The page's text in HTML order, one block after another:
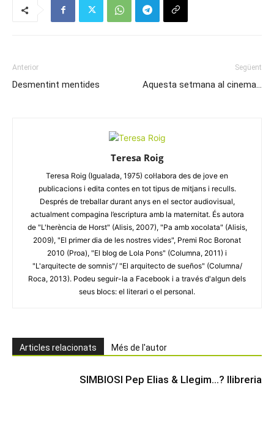
Anterior
Desmentint mentides
Següent
Aquesta setmana al cinema…
Teresa Roig
Teresa Roig (Igualada, 1975) col·labora des de jove en
publicacions i edita contes en tot tipus de mitjans i reculls.
Després de treballar durant anys en el sector audiovisual,
actualment compagina l’escriptura amb la maternitat. És autora
de "L'herència de Horst" (Alisis, 2007), "Pa amb xocolata" (Alisis,
2009), "El primer dia de les nostres vides", Premi Roc Boronat
2010 (Proa), "El blog de Lola Pons" (Columna, 2011) i
"L'arquitecte de somnis"/ "El arquitecto de sueños" (Columna/
Roca, 2013). Podeu seguir-la a Facebook i a través d'algun dels
seus blocs: el literari o el personal.
Articles relacionats Més de l'autor
SIMBIOSI Pep Elias & Llegim…? llibreria